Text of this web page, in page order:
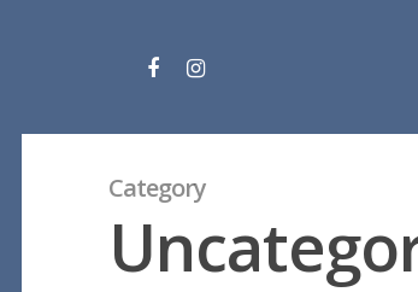
facebookinstagram
Category